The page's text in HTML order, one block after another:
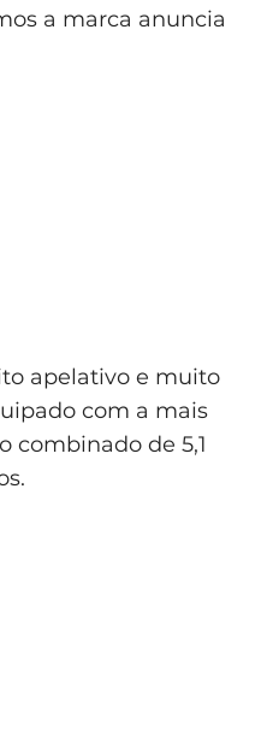
a marca anuncia
apelativo e muito
com a mais
combinado de 5,1